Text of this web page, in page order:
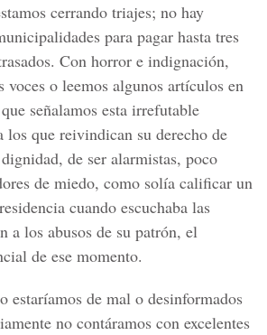
cerrando triajes; no hay
para pagar hasta tres
Con horror e indignación,
voces o leemos algunos artículos en
señalamos esta irrefutable
los que reivindican su derecho de
de ser alarmistas, poco
de miedo, como solía calificar un
cuando escuchaba las
a los abusos de su patrón, el
de ese momento.
estaríamos de mal o desinformados
no contáramos con excelentes